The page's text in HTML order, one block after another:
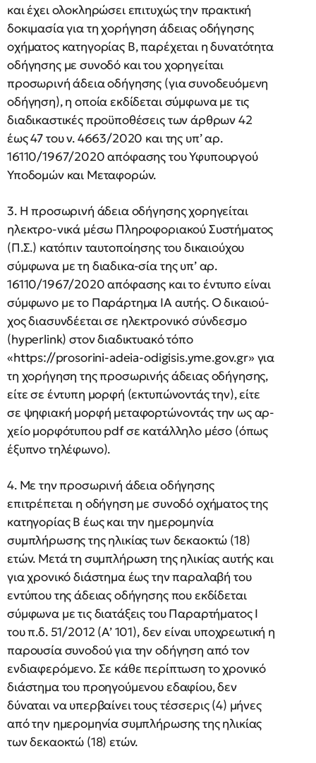
και έχει ολοκληρώσει επιτυχώς την πρακτική
δοκιμασία για τη χορήγηση άδειας οδήγησης
οχήματος κατηγορίας Β, παρέχεται η δυνατότητα
οδήγησης με συνοδό και του χορηγείται
προσωρινή άδεια οδήγησης (για συνοδευόμενη
οδήγηση), η οποία εκδίδεται σύμφωνα με τις
διαδικαστικές προϋποθέσεις των άρθρων 42
έως 47 του ν. 4663/2020 και της υπ’ αρ.
16110/1967/2020 απόφασης του Υφυπουργού
Υποδομών και Μεταφορών.
3. Η προσωρινή άδεια οδήγησης χορηγείται
ηλεκτρο-νικά μέσω Πληροφοριακού Συστήματος
(Π.Σ.) κατόπιν ταυτοποίησης του δικαιούχου
σύμφωνα με τη διαδικα-σία της υπ’ αρ.
16110/1967/2020 απόφασης και το έντυπο είναι
σύμφωνο με το Παράρτημα ΙΑ αυτής. Ο δικαιού-
χος διασυνδέεται σε ηλεκτρονικό σύνδεσμο
(hyperlink) στον διαδικτυακό τόπο
«https://prosorini-adeia-odigisis.yme.gov.gr» για
τη χορήγηση της προσωρινής άδειας οδήγησης,
είτε σε έντυπη μορφή (εκτυπώνοντάς την), είτε
σε ψηφιακή μορφή μεταφορτώνοντάς την ως αρ-
χείο μορφότυπου pdf σε κατάλληλο μέσο (όπως
έξυπνο τηλέφωνο).
4. Με την προσωρινή άδεια οδήγησης
επιτρέπεται η οδήγηση με συνοδό οχήματος της
κατηγορίας Β έως και την ημερομηνία
συμπλήρωσης της ηλικίας των δεκαοκτώ (18)
ετών. Μετά τη συμπλήρωση της ηλικίας αυτής και
για χρονικό διάστημα έως την παραλαβή του
εντύπου της άδειας οδήγησης που εκδίδεται
σύμφωνα με τις διατάξεις του Παραρτήματος Ι
του π.δ. 51/2012 (Α’ 101), δεν είναι υποχρεωτική η
παρουσία συνοδού για την οδήγηση από τον
ενδιαφερόμενο. Σε κάθε περίπτωση το χρονικό
διάστημα του προηγούμενου εδαφίου, δεν
δύναται να υπερβαίνει τους τέσσερις (4) μήνες
από την ημερομηνία συμπλήρωσης της ηλικίας
των δεκαοκτώ (18) ετών.